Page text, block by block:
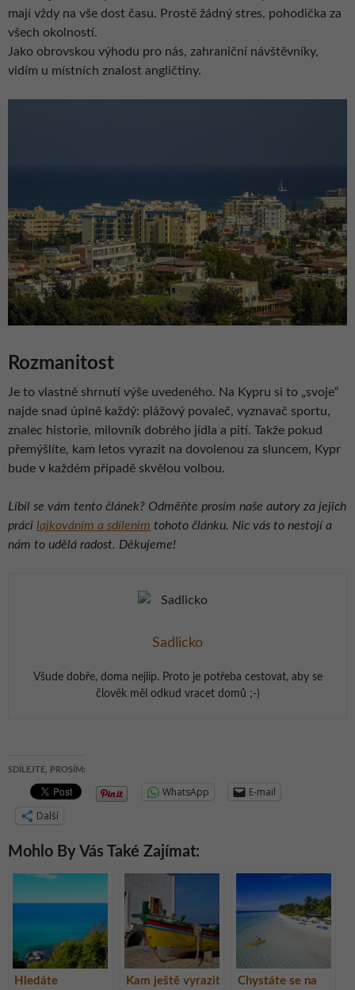
mají vždy na vše dost času. Prostě žádný stres, pohodička za
všech okolností.
Jako obrovskou výhodu pro nás, zahraniční návštěvníky,
vidím u místních znalost angličtiny.
Rozmanitost
Je to vlastně shrnutí výše uvedeného. Na Kypru si to „svoje“
najde snad úplně každý: plážový povaleč, vyznavač sportu,
znalec historie, milovník dobrého jídla a pití. Takže pokud
přemýšlíte, kam letos vyrazit na dovolenou za sluncem, Kypr
bude v každém případě skvělou volbou.
Líbil se vám tento článek? Odměňte prosím naše autory za jejich
práci lajkováním a sdílením tohoto článku. Nic vás to nestojí a
nám to udělá radost. Děkujeme!
Sadlicko
Všude dobře, doma nejlíp. Proto je potřeba cestovat, aby se
člověk měl odkud vracet domů ;-)
SDÍLEJTE, PROSÍM:
WhatsApp
E-mail
Další
Mohlo By Vás Také Zajímat:
Hledáte
Kam ještě vyrazit
Chystáte se na